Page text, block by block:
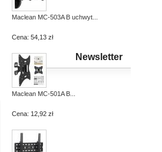
Maclean MC-503A B uchwyt...
Cena: 54,13 zł
Maclean MC-501A B...
Cena: 12,92 zł
Newsletter